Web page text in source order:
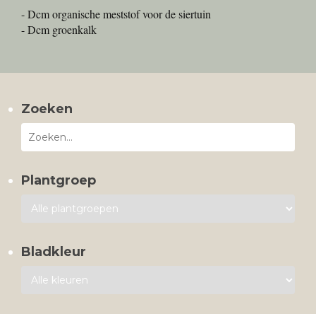
- Dcm organische meststof voor de siertuin
- Dcm groenkalk
Zoeken
Plantgroep
Bladkleur